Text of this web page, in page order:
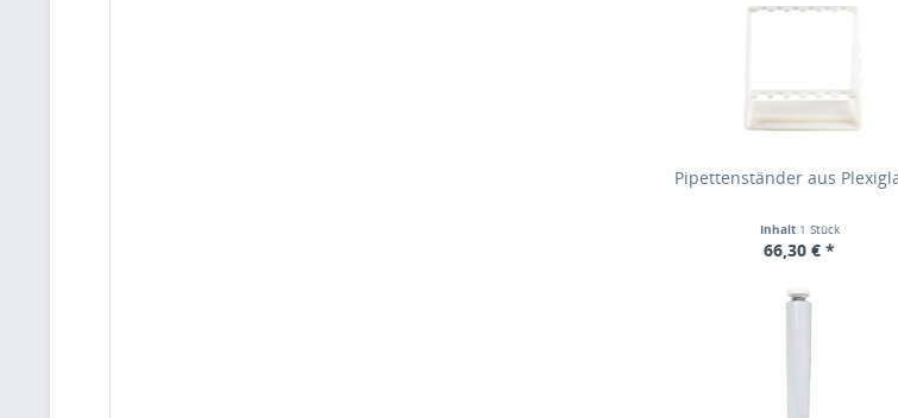
Pipettenständer aus
Inhalt 1 Stück
66,30 € *